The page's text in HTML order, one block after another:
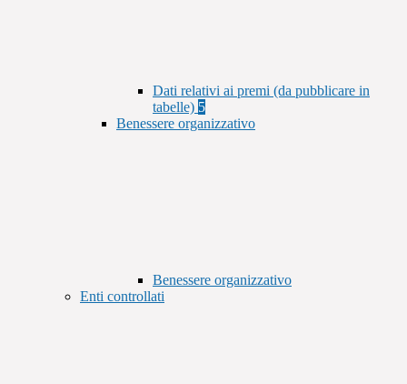
Dati relativi ai premi (da pubblicare in
tabelle) 5
Benessere organizzativo
Benessere organizzativo
Enti controllati